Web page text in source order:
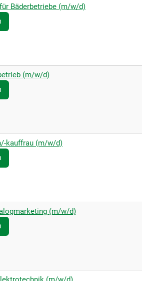
Bäderbetriebe (m/w/d)
(m/w/d)
kauffrau (m/w/d)
(m/w/d)